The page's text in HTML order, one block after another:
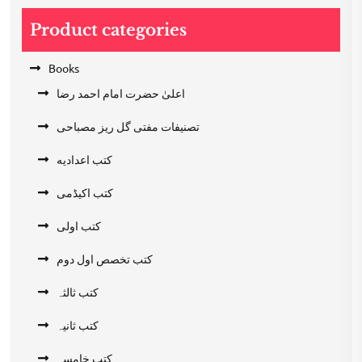
Product categories
Books
اعلیٰ حضرت امام احمد رضا
تصنیفات مفتی گل ریز مصباحی
کتب اعدادیه
کتب اکیڈمی
کتب اولی
کتب تخصص اول دوم
کتب ثالثہ
کتب ثانیہ
کتب خامسہ